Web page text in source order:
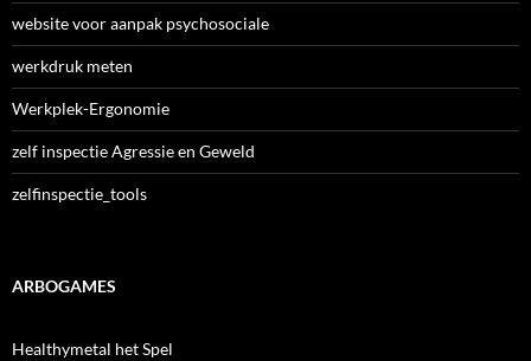
website voor aanpak psychosociale
werkdruk meten
Werkplek-Ergonomie
zelf inspectie Agressie en Geweld
zelfinspectie_tools
ARBOGAMES
Healthymetal het Spel